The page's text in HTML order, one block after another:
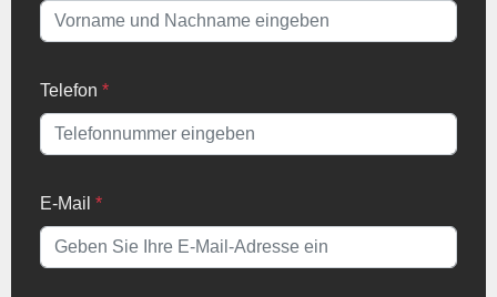
Telefon *
E-Mail *